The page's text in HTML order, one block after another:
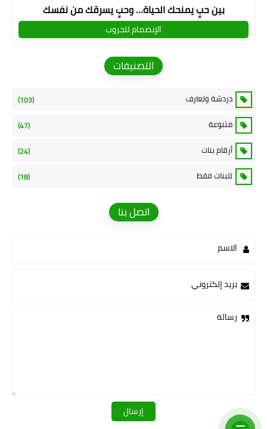
بين حبٍ يمنحك الحياة… وحبٍ يسرقك من نفسك
الإنضمام للجروب
التصنيفات
دردشة وتعارف (103)
متنوعة (47)
أرقام بنات (24)
للبنات فقط (18)
اتصل بنا
الاسم
بريد إلكتروني
رسالة